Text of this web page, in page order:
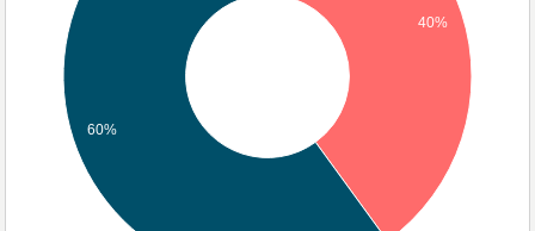
40%
60%